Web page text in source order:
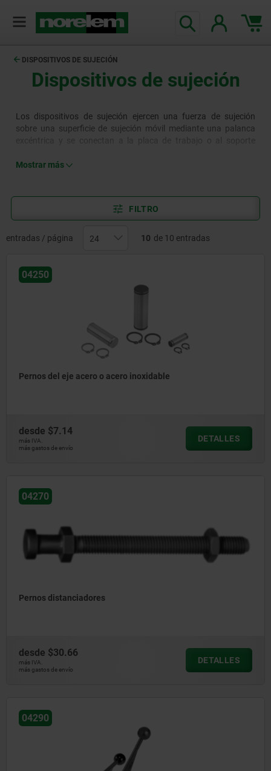
DISPOSITIVOS DE SUJECIÓN
Dispositivos de sujeción
Los dispositivos de sujeción ejercen una fuerza de sujeción
sobre una superficie de sujeción móvil mediante una palanca
sujeción final generan fuerza de sujeción en los extremos o
dispositivos de sujeción pueden aplicar grandes fuerzas de
ingeniería mecánica hasta la automoción.
Mostrar más
FILTRO
entradas / página 10 de 10 entradas
04250
Pernos del eje acero o acero inoxidable
desde $7.14
más IVA.
más gastos de envío
DETALLES
04270
Pernos distanciadores
desde $30.66
más IVA.
más gastos de envío
DETALLES
04290